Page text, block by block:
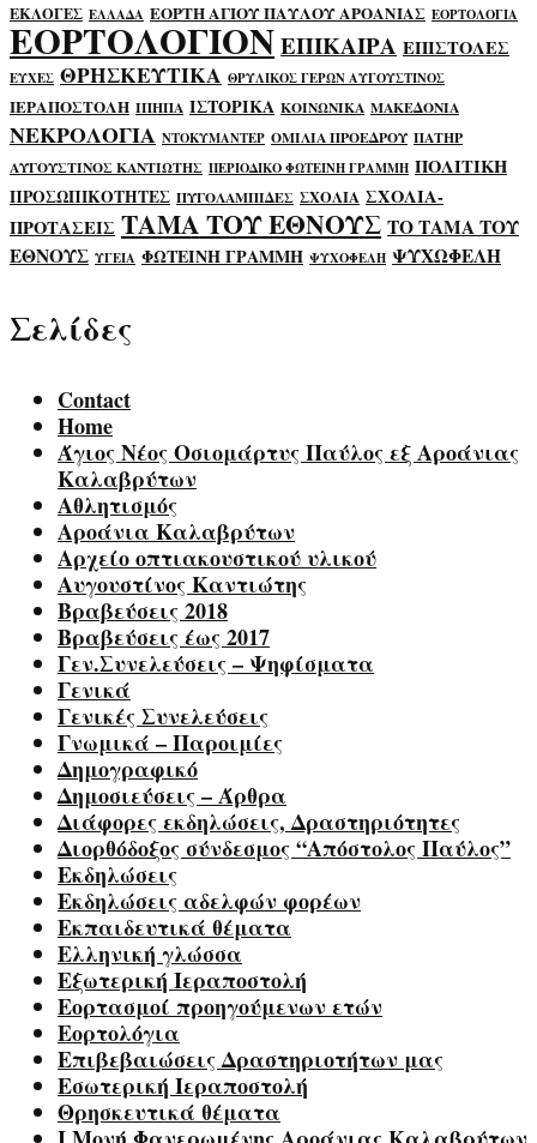
ΕΚΛΟΓΕΣ ΕΛΛΑΔΑ ΕΟΡΤΗ ΑΓΙΟΥ ΠΑΥΛΟΥ ΑΡΟΑΝΙΑΣ ΕΟΡΤΟΛΟΓΙΑ
ΕΟΡΤΟΛΟΓΙΟΝΕΠΙΚΑΙΡΑ ΕΠΙΣΤΟΛΕΣ
ΕΥΧΕΣ ΘΡΗΣΚΕΥΤΙΚΑ ΘΡΥΛΙΚΟΣ ΓΕΡΩΝ ΑΥΓΟΥΣΤΙΝΟΣ
ΙΕΡΑΠΟΣΤΟΛΗ ΙΠΗΠΑ ΙΣΤΟΡΙΚΑ ΚΟΙΝΩΝΙΚΑ ΜΑΚΕΔΟΝΙΑ
ΝΕΚΡΟΛΟΓΙΑ ΝΤΟΚΥΜΑΝΤΕΡ ΟΜΙΛΙΑ ΠΡΟΕΔΡΟΥ ΠΑΤΗΡ
ΑΥΓΟΥΣΤΙΝΟΣ ΚΑΝΤΙΩΤΗΣ ΠΕΡΙΟΔΙΚΟ ΦΩΤΕΙΝΗ ΓΡΑΜΜΗ ΠΟΛΙΤΙΚΗ
ΠΡΟΣΩΠΙΚΟΤΗΤΕΣ ΠΥΓΟΛΑΜΠΙΔΕΣ ΣΧΟΛΙΑ ΣΧΟΛΙΑ-
ΠΡΟΤΑΣΕΙΣ ΤΑΜΑ ΤΟΥ ΕΘΝΟΥΣ ΤΟ ΤΑΜΑ ΤΟΥ
ΕΘΝΟΥΣ ΥΓΕΙΑ ΦΩΤΕΙΝΗ ΓΡΑΜΜΗ ΨΥΧΟΦΕΛΗ ΨΥΧΩΦΕΛΗ
Σελίδες
Contact
Home
Άγιος Νέος Οσιομάρτυς Παύλος εξ Αροάνιας
Καλαβρύτων
Αθλητισμός
Αροάνια Καλαβρύτων
Αρχείο οπτιακουστικού υλικού
Αυγουστίνος Καντιώτης
Βραβεύσεις 2018
Βραβεύσεις έως 2017
Γεν.Συνελεύσεις – Ψηφίσματα
Γενικά
Γενικές Συνελεύσεις
Γνωμικά – Παροιμίες
Δημογραφικό
Δημοσιεύσεις – Άρθρα
Διάφορες εκδηλώσεις, Δραστηριότητες
Διορθόδοξος σύνδεσμος “Απόστολος Παύλος”
Εκδηλώσεις
Εκδηλώσεις αδελφών φορέων
Εκπαιδευτικά θέματα
Ελληνική γλώσσα
Εξωτερική Ιεραποστολή
Εορτασμοί προηγούμενων ετών
Εορτολόγια
Επιβεβαιώσεις Δραστηριοτήτων μας
Εσωτερική Ιεραποστολή
Θρησκευτικά θέματα